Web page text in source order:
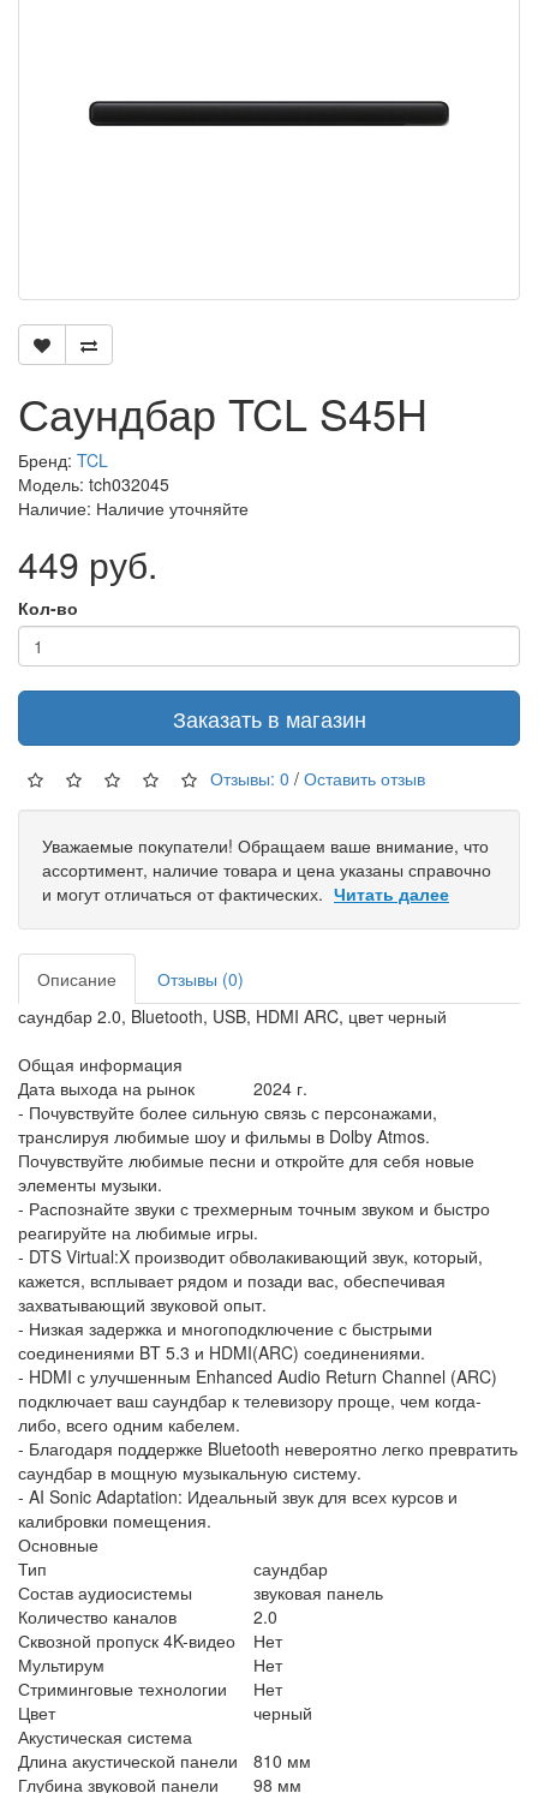
Саундбар TCL S45H
Бренд: TCL
Модель: tch032045
Наличие: Наличие уточняйте
449 руб.
Кол-во
Заказать в магазин
Отзывы: 0 / Оставить отзыв
Уважаемые покупатели! Обращаем ваше внимание, что
ассортимент, наличие товара и цена указаны справочно
и могут отличаться от фактических. Читать далее
Описание
Отзывы (0)
саундбар 2.0, Bluetooth, USB, HDMI ARC, цвет черный
Общая информация
Дата выхода на рынок
2024 г.
- Почувствуйте более сильную связь с персонажами,
транслируя любимые шоу и фильмы в Dolby Atmos.
Почувствуйте любимые песни и откройте для себя новые
элементы музыки.
- Распознайте звуки с трехмерным точным звуком и быстро
реагируйте на любимые игры.
- DTS Virtual:X производит обволакивающий звук, который,
кажется, всплывает рядом и позади вас, обеспечивая
захватывающий звуковой опыт.
- Низкая задержка и многоподключение с быстрыми
соединениями BT 5.3 и HDMI(ARC) соединениями.
- HDMI с улучшенным Enhanced Audio Return Channel (ARC)
подключает ваш саундбар к телевизору проще, чем когда-
либо, всего одним кабелем.
- Благодаря поддержке Bluetooth невероятно легко превратить
саундбар в мощную музыкальную систему.
- AI Sonic Adaptation: Идеальный звук для всех курсов и
калибровки помещения.
Основные
Тип
саундбар
Состав аудиосистемы
звуковая панель
Количество каналов
2.0
Сквозной пропуск 4K-видео
Нет
Мультирум
Нет
Стриминговые технологии
Нет
Цвет
черный
Акустическая система
Длина акустической панели
810 мм
Глубина звуковой панели
98 мм